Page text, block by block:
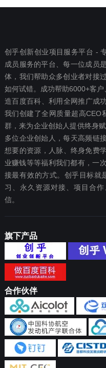
创乎创新创业项目服务平台 -
成员服务的平台、每一位成员
体，我们帮助众多创业者对接
如何试错。成功帮助6000+客
造百度百科、利用全网推广成
我们创建了全网质量超高CEO
群，来为企业创始人提供终身
多位企业创始人，每天高频链
想要‬的资源，人脉、终身免费
业赚钱等等福利我们都‬有，一
接最有效‬的方式。创乎目标就
习、永久资源对接、项目合
信。
旗下产品
合作伙伴